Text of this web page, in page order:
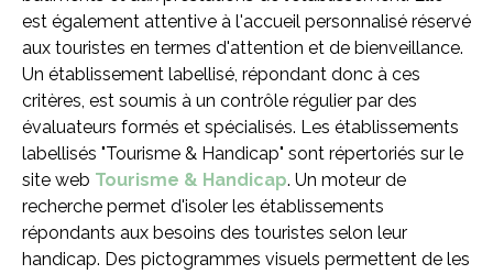
est également attentive à l'accueil personnalisé réservé
aux touristes en termes d'attention et de bienveillance.
Un établissement labellisé, répondant donc à ces
critères, est soumis à un contrôle régulier par des
évaluateurs formés et spécialisés. Les établissements
labellisés "Tourisme & Handicap" sont répertoriés sur le
site web Tourisme & Handicap. Un moteur de
recherche permet d'isoler les établissements
répondants aux besoins des touristes selon leur
handicap. Des pictogrammes visuels permettent de les